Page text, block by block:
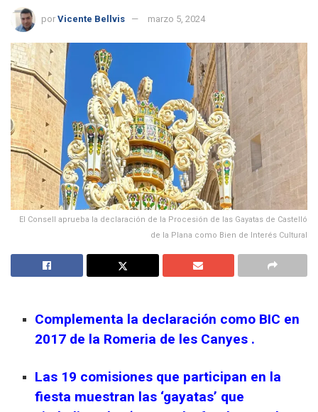
por Vicente Bellvis marzo 5, 2024
El Consell aprueba la declaración de la Procesión de las Gayatas de Castelló
de la Plana como Bien de Interés Cultural
Complementa la declaración como BIC en
2017 de la Romeria de les Canyes .
Las 19 comisiones que participan en la
fiesta muestran las ‘gayatas’ que